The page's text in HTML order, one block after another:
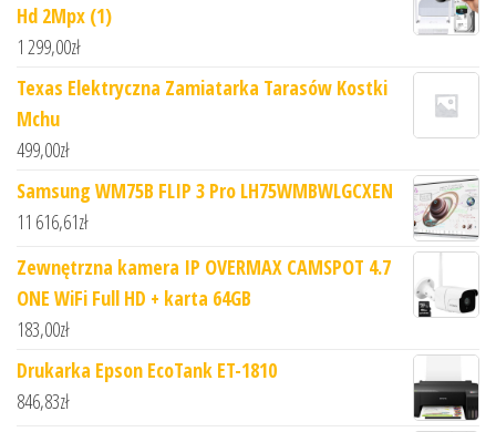
Hd 2Mpx (1)
1 299,00zł
Texas Elektryczna Zamiatarka Tarasów Kostki
Mchu
499,00zł
Samsung WM75B FLIP 3 Pro LH75WMBWLGCXEN
11 616,61zł
Zewnętrzna kamera IP OVERMAX CAMSPOT 4.7
ONE WiFi Full HD + karta 64GB
183,00zł
Drukarka Epson EcoTank ET-1810
846,83zł